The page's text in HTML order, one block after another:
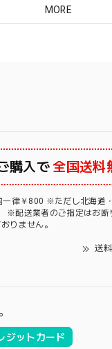
MORE
購入で全国送料
一律￥800 ※ただし北海道
※配送業者のご指定はお断
りません。
送
ジットカード